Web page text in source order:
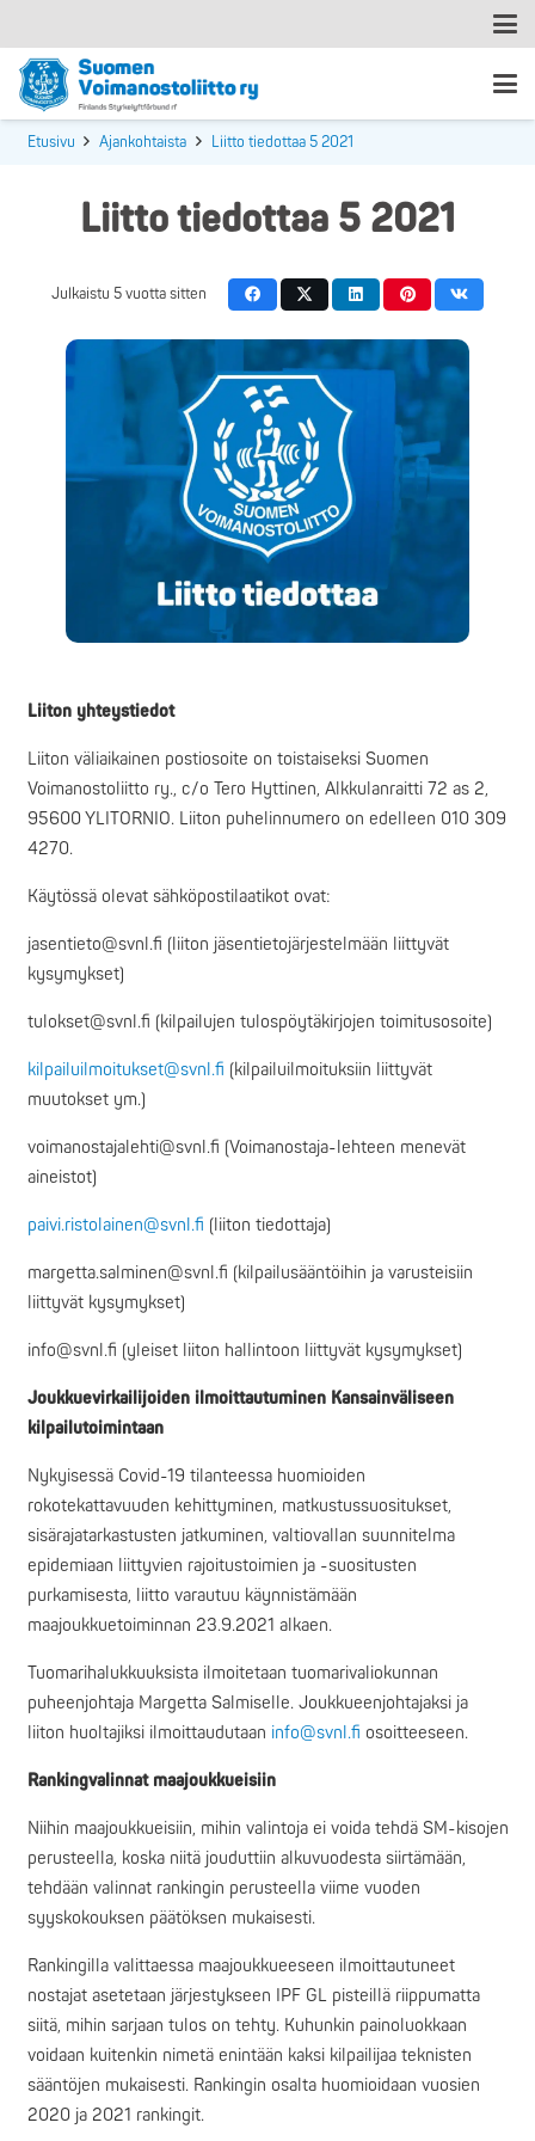
Etusivu Ajankohtaista Liitto tiedottaa 5 2021
Liitto tiedottaa 5 2021
Julkaistu5 vuotta sitten
Liiton yhteystiedot
Liiton väliaikainen postiosoite on toistaiseksi Suomen
Voimanostoliitto ry., c/o Tero Hyttinen, Alkkulanraitti 72 as 2,
95600 YLITORNIO. Liiton puhelinnumero on edelleen 010 309
4270.
Käytössä olevat sähköpostilaatikot ovat:
jasentieto@svnl.fi (liiton jäsentietojärjestelmään liittyvät
kysymykset)
tulokset@svnl.fi (kilpailujen tulospöytäkirjojen toimitusosoite)
kilpailuilmoitukset@svnl.fi (kilpailuilmoituksiin liittyvät
muutokset ym.)
voimanostajalehti@svnl.fi (Voimanostaja-lehteen menevät
aineistot)
paivi.ristolainen@svnl.fi (liiton tiedottaja)
margetta.salminen@svnl.fi (kilpailusääntöihin ja varusteisiin
liittyvät kysymykset)
info@svnl.fi (yleiset liiton hallintoon liittyvät kysymykset)
Joukkuevirkailijoiden ilmoittautuminen Kansainväliseen
kilpailutoimintaan
Nykyisessä Covid-19 tilanteessa huomioiden
rokotekattavuuden kehittyminen, matkustussuositukset,
sisärajatarkastusten jatkuminen, valtiovallan suunnitelma
epidemiaan liittyvien rajoitustoimien ja -suositusten
purkamisesta, liitto varautuu käynnistämään
maajoukkuetoiminnan 23.9.2021 alkaen.
Tuomarihalukkuuksista ilmoitetaan tuomarivaliokunnan
puheenjohtaja Margetta Salmiselle. Joukkueenjohtajaksi ja
liiton huoltajiksi ilmoittaudutaan info@svnl.fi osoitteeseen.
Rankingvalinnat maajoukkueisiin
Niihin maajoukkueisiin, mihin valintoja ei voida tehdä SM-kisojen
perusteella, koska niitä jouduttiin alkuvuodesta siirtämään,
tehdään valinnat rankingin perusteella viime vuoden
syyskokouksen päätöksen mukaisesti.
Rankingilla valittaessa maajoukkueeseen ilmoittautuneet
nostajat asetetaan järjestykseen IPF GL pisteillä riippumatta
siitä, mihin sarjaan tulos on tehty. Kuhunkin painoluokkaan
voidaan kuitenkin nimetä enintään kaksi kilpailijaa teknisten
sääntöjen mukaisesti. Rankingin osalta huomioidaan vuosien
2020 ja 2021 rankingit.